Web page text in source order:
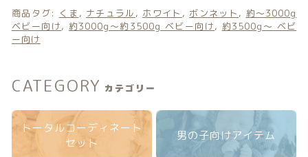
商品タグ:
くま , ナチュラル , ホワイト , ボンネット , 約〜3000g
ベビー向け, 約3000g〜約3500g ベビー向け, 約3500g〜 ベビ
ー向け
CATEGORY カテゴリー
トータルコーディネート
セット
男の子向けアイテム
© 2026 Newborn.Rental